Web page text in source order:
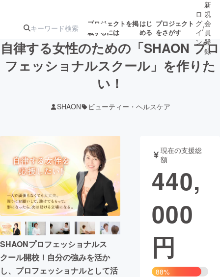
プロジェクトを掲
載するには
はじ
める
プロジェクト
をさがす
注目の新着プロ
テクノロジー・ガジェット
映像・映画 書籍・雑誌
ビジネス・起業 チャレンジ
まちづくり・地域活性化
CAMPFIRE for Social Good
CAMPFIRE Creation
ロ
グ
イ
ン
/
新
規
会
員
登
録
自律する女性のための「SHAON プロ
フェッショナルスクール」を作りた
い！
SHAON ビューティー・ヘルスケア
SHAONプロフェッショナルス
クール開校！自分の強みを活か
し、プロフェッショナルとして活
現在の支援総
額
440,
000
円
88%